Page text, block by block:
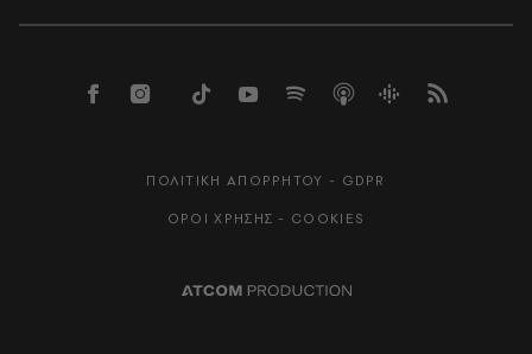
ΠΟΛΙΤΙΚΗ ΑΠΟΡΡΗΤΟΥ - GDPR
ΟΡΟΙ ΧΡΗΣΗΣ - COOKIES